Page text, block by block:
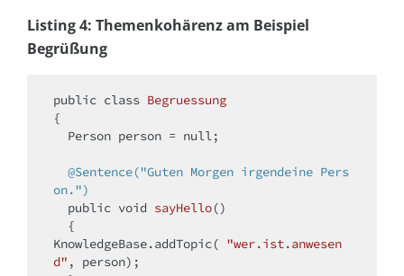
Listing 4: Themenkohärenz am Beispiel
Begrüßung
public class Begruessung
{
  Person person =
null;
@Sentence("Guten Morgen irgendeine Pers
on.")
public void sayHello()
{
KnowledgeBase.addTopic( "wer.ist.anwesen
d" , person);